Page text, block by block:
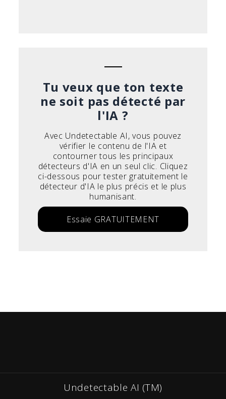
Tu veux que ton texte
ne soit pas détecté par
l'IA ?
Avec Undetectable AI, vous pouvez
vérifier le contenu de l'IA et
contourner tous les principaux
détecteurs d'IA en un seul clic. Cliquez
ci-dessous pour tester gratuitement le
détecteur d'IA le plus précis et le plus
humanisant.
Essaie GRATUITEMENT
Undetectable AI (TM)